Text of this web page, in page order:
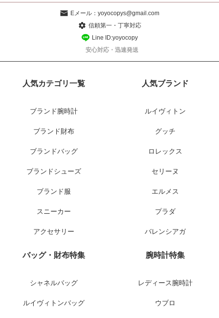
Eメール： yoyocopys@gmail.com
信頼第一・丁寧対応
Line ID:yoyocopy
安心対応・迅速発送
人気カテゴリ一覧
ブランド腕時計
ブランド財布
ブランドバッグ
ブランドシューズ
ブランド服
スニーカー
アクセサリー
人気ブランド
ルイヴィトン
グッチ
ロレックス
セリーヌ
エルメス
プラダ
バレンシアガ
バッグ・財布特集
シャネルバッグ
ルイヴィトンバッグ
腕時計特集
レディース腕時計
ウブロ